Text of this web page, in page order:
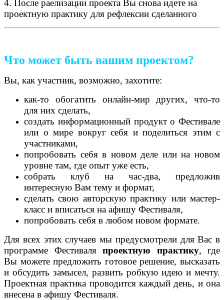
4. После раелизации проекта Вы снова идете на
проектную практику для рефлексии сделанного
Что может быть вашим проектом?
Вы, как участник, возможно, захотите:
как-то обогатить онлайн-мир других, что-то
для них сделать,
создать информационный продукт о Фестивале
или о мире вокруг себя и поделиться этим с
участниками,
попробовать себя в новом деле или на новом
уровне там, где опыт уже есть,
собрать клуб на час-два, предложив
интересную Вам тему и формат,
сделать свою авторскую практику или мастер-
класс и вписаться на афишу Фестиваля,
попробовать себя в любом новом формате.
Для всех этих случаев мы предусмотрели для Вас в
программе Фестиваля проектную практику, где
Вы можете предложить готовое решение, высказать
и обсудить замысел, развить робкую идею и мечту.
Проектная практика проводится каждый день, и она
внесена в афишу Фестиваля.